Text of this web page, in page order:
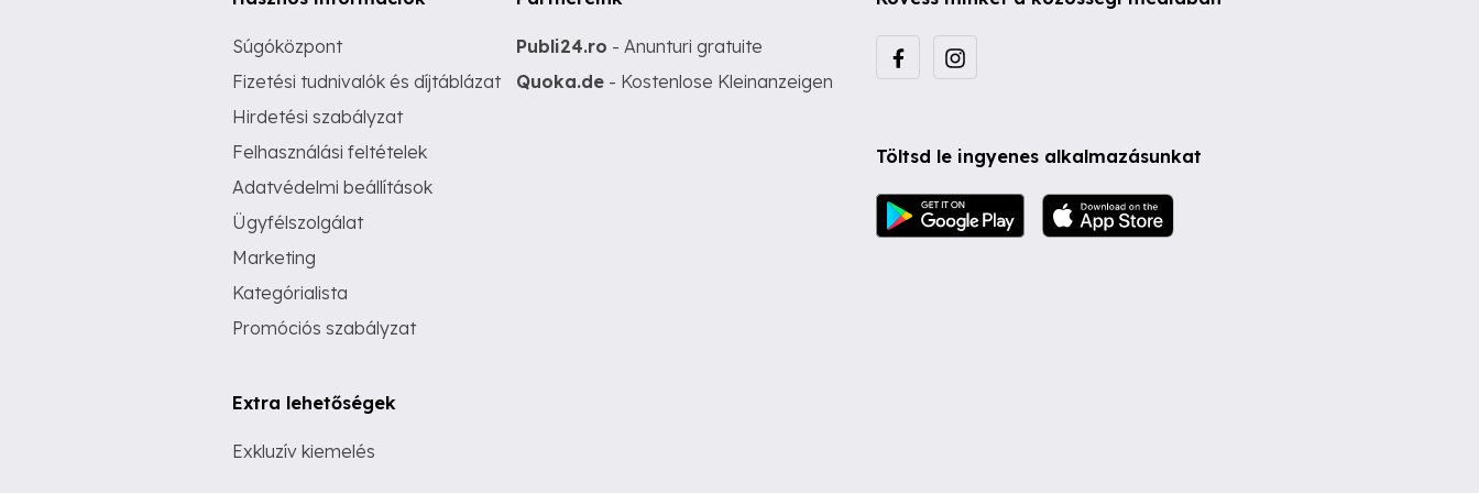
Súgóközpont
Fizetési tudnivalók és díjtáblázat
Hirdetési szabályzat
Felhasználási feltételek
Adatvédelmi beállítások
Ügyfélszolgálat
Marketing
Kategórialista
Promóciós szabályzat
Extra lehetőségek
Exkluzív kiemelés
Publi24.ro - Anunturi gratuite
Quoka.de - Kostenlose Kleinanzeigen
Töltsd le ingyenes alkalmazásunkat